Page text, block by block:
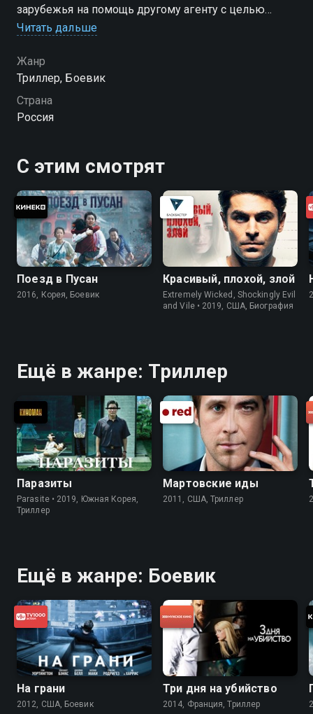
зарубежья на помощь другому агенту с целью
перехвата важной информации о разрабатываемом
Читать дальше
Жанр
Триллер, Боевик
Страна
Россия
С этим смотрят
Поезд в Пусан
2016, Корея, Боевик
Красивый, плохой, злой
Extremely Wicked, Shockingly Evil
and Vile • 2019, США, Биография
Ещё в жанре: Триллер
Паразиты
Parasite • 2019, Южная Корея,
Триллер
Мартовские иды
2011, США, Триллер
Ещё в жанре: Боевик
На грани
2012, США, Боевик
Три дня на убийство
2014, Франция, Триллер